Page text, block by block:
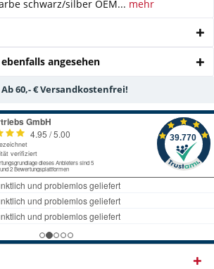
schwarz/silber OEM... mehr
angesehen
Ab 60,- € Versandkostenfrei!